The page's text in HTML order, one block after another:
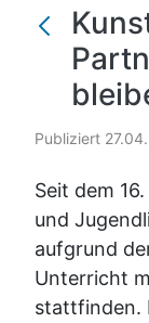
Publiziert
Seit dem
und
aufgrund
Unterricht
stattfinden.